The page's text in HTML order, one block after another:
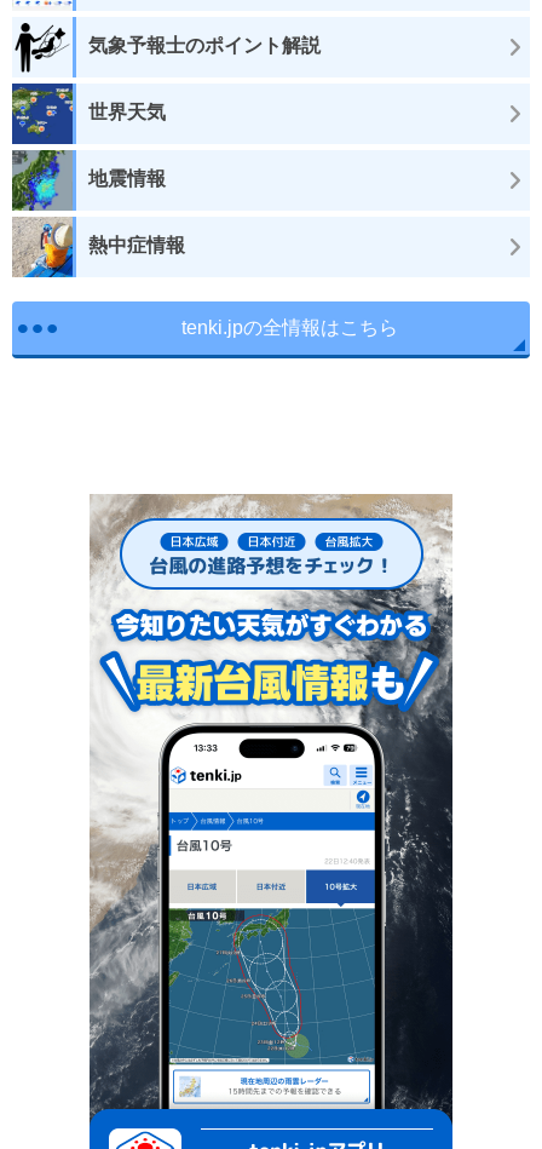
気象予報士のポイント解説
世界天気
地震情報
熱中症情報
tenki.jpの全情報はこちら